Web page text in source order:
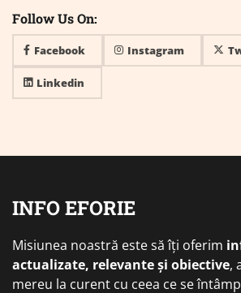
Follow Us On:
Facebook Instagram
Linkedin
INFO EFORIE
Misiunea noastră este să îți oferim
actualizate, relevante și obiective,
mereu la curent cu ceea ce se